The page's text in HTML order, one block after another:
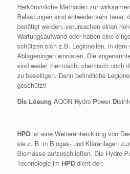
Herkömmliche Methoden zur
Belastungen sind entweder sehr teuer,
benötigt werden, verursachen einen
Wartungsaufwand oder haben eine
schützen sich z.B. Legionellen, in
Ablagerungen einnisten. Die
sind weder thermisch, chemisch noch
zu beseitigen. Darin befindliche
geschützt!
Die Lösung AQON Hydro Power D
HPD ist eine Weiterentwicklung von
sie z. B. in Biogas- und Kläranlagen
Biomasse aufzuschließen. Die Hydro
Technologie im HPD dient der: